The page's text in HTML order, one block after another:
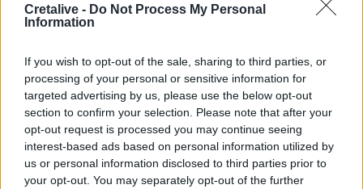
Cretalive - Do Not Process My Personal
Information
If you wish to opt-out of the sale, sharing to third parties, or
processing of your personal or sensitive information for
targeted advertising by us, please use the below opt-out
section to confirm your selection. Please note that after your
opt-out request is processed you may continue seeing
interest-based ads based on personal information utilized by
us or personal information disclosed to third parties prior to
your opt-out. You may separately opt-out of the further
Γίνε ο ρεπόρτερ του CRETALIVE
ΣΤΕΊΛΕ ΤΗΝ ΕΊΔΗΣΗ
Ροή ειδήσεων Δημοφιλή